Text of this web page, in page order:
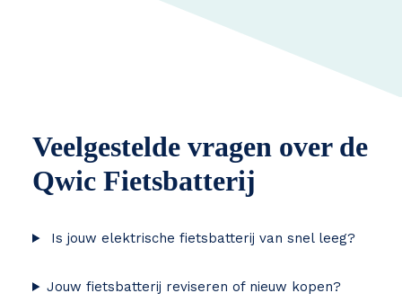
Veelgestelde vragen over de
Qwic Fietsbatterij
Is jouw elektrische fietsbatterij van snel leeg?
Jouw fietsbatterij reviseren of nieuw kopen?